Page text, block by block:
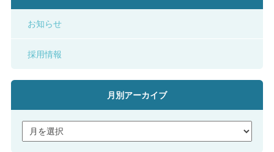
お知らせ
採用情報
月別アーカイブ